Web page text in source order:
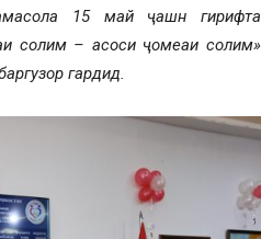
15 май ҷашн гирифта
солим – асоси ҷомеаи солим»
гардид.